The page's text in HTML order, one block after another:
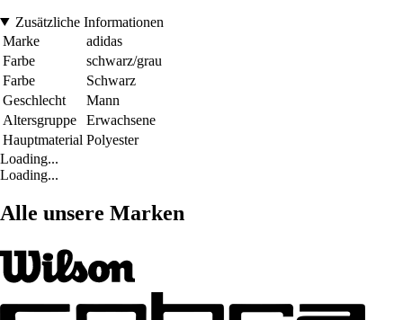
Zusätzliche Informationen
Marke
adidas
Farbe
schwarz/grau
Farbe
Schwarz
Geschlecht
Mann
Altersgruppe
Erwachsene
Hauptmaterial Polyester
Loading...
Loading...
Alle unsere Marken